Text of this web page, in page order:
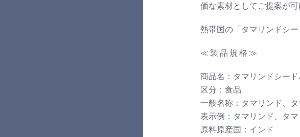
価な素材としてご提案が可
熱帯国の「タマリンドシ
≪ 製 品 規 格 ≫
商品名：タマリンドシー
区分：食品
一般名称：タマリンド、
表示例：タマリンド、タ
原料原産国：インド